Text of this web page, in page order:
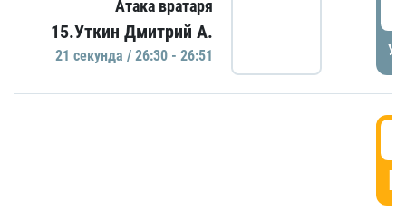
Атака вратаря
15.Уткин Дмитрий А.
21 секундa / 26:30 - 26:51